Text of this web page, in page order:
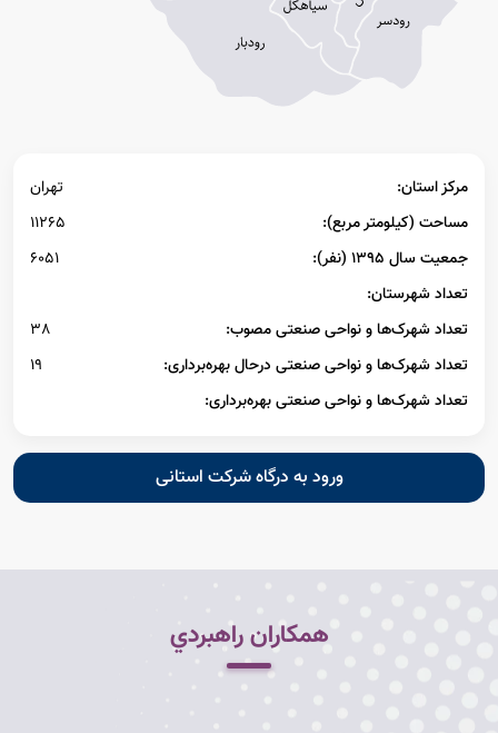
مرکز استان:
تهران
مساحت (کیلومتر مربع):
11265
جمعیت سال ۱۳۹۵ (نفر):
6051
تعداد شهرستان:
تعداد شهرک‌ها و نواحی صنعتی مصوب:
38
تعداد شهرک‌ها و نواحی صنعتی درحال بهره‌برداری:
19
تعداد شهرک‌ها و نواحی صنعتی بهره‌برداری:
ورود به درگاه شرکت استانی
همکاران راهبردي